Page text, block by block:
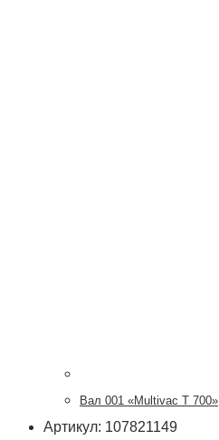
Вал 001 «Multivac T 700»
Артикул: 107821149